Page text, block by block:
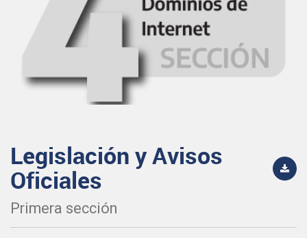
Legislación y Avisos
Oficiales
Primera sección